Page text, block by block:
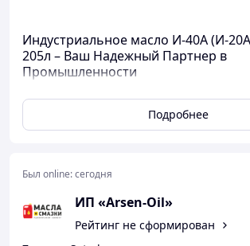
Индустриальное масло И-40А (И-
205л – Ваш Надежный Партнер в
Промышленности
Ищете высококачественное
эффективной работы вашего
И-40А (И-20А) веретенка объемом 205
предназначено для широкого спектра
гидросистемах, строительной технике и
автоматических линиях.
Подробнее
Был online:сегодня
ИП «Arsen-Oil»
Рейтинг не сформирован